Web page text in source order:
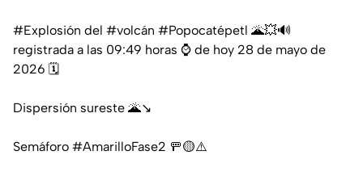
#Explosión del #volcán #Popocatépetl 🌋💥🔊
registrada a las 09:49 horas ⌚️ de hoy 28 de mayo de
2026 🗓️
Dispersión sureste 🌋↘️
Semáforo #AmarilloFase2 🚥🟡⚠️